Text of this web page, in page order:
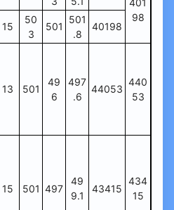
98
15
50
3
501
501
.8
40198
13 501
49
6
497
.6
44053
440
53
15 501 497
49
9.1
43415
434
15